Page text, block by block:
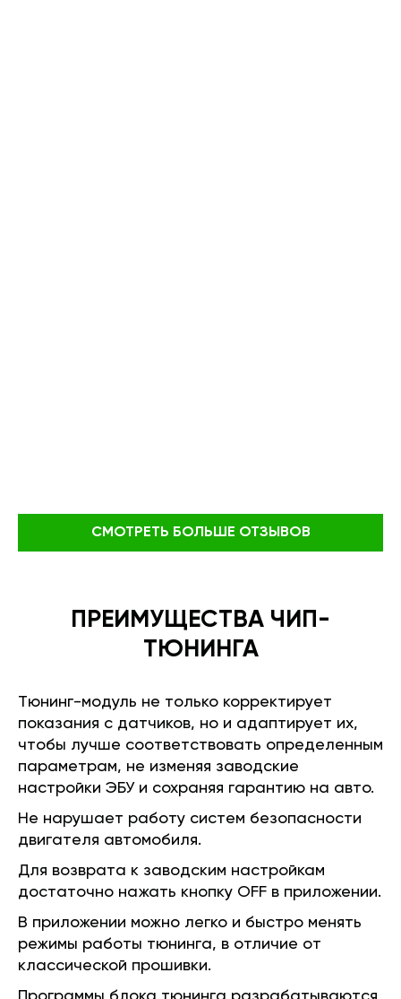
СМОТРЕТЬ БОЛЬШЕ ОТЗЫВОВ
ПРЕИМУЩЕСТВА ЧИП-
ТЮНИНГА
Тюнинг-модуль не только корректирует
показания с датчиков, но и адаптирует их,
чтобы лучше соответствовать определенным
параметрам, не изменяя заводские
настройки ЭБУ и сохраняя гарантию на авто.
Не нарушает работу систем безопасности
двигателя автомобиля.
Для возврата к заводским настройкам
достаточно нажать кнопку OFF в приложении.
В приложении можно легко и быстро менять
режимы работы тюнинга, в отличие от
классической прошивки.